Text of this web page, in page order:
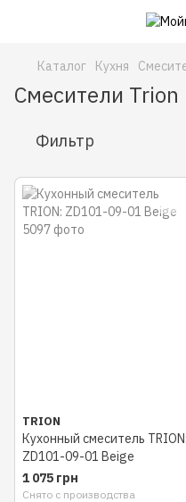
Каталог Кухня
Смесители Trion
Фильтр
TRION
Кухонный смеситель TRION:
ZD101-09-01 Beige
1 075 грн
Снято с производства